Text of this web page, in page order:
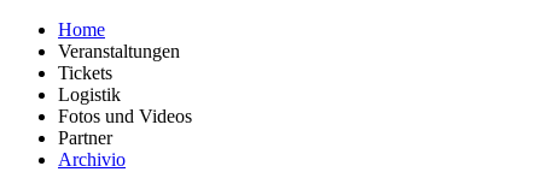
Home
Veranstaltungen
Tickets
Logistik
Fotos und Videos
Partner
Archivio